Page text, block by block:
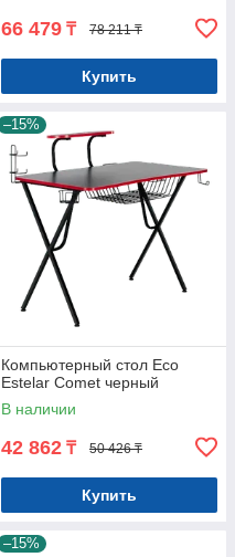
66 479 ₸ 78 211 ₸
Купить
–15%
Компьютерный стол Eco
Estelar Cоmet черный
В наличии
42 862 ₸ 50 426 ₸
Купить
–15%